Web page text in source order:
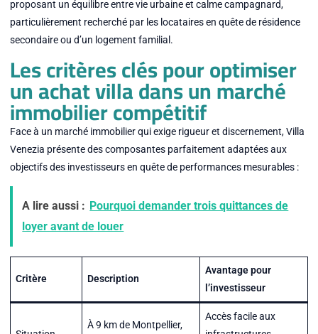
proposant un équilibre entre vie urbaine et calme campagnard,
particulièrement recherché par les locataires en quête de résidence
secondaire ou d’un logement familial.
Les critères clés pour optimiser
un achat villa dans un marché
immobilier compétitif
Face à un marché immobilier qui exige rigueur et discernement, Villa
Venezia présente des composantes parfaitement adaptées aux
objectifs des investisseurs en quête de performances mesurables :
A lire aussi : Pourquoi demander trois quittances de
loyer avant de louer
Critère Description
Avantage pour
l’investisseur
À 9 km de Montpellier,
Accès facile aux